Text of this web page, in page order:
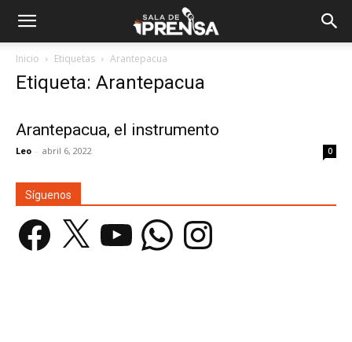
Inicio Etiquetas Arantepacua
Etiqueta: Arantepacua
Arantepacua, el instrumento
Leo - abril 6, 2022 0
Síguenos
Facebook YouTube WhatsAppInstagram